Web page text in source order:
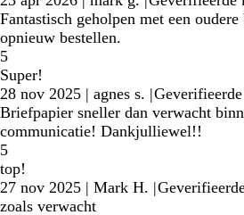
Fantastisch geholpen met een
opnieuw bestellen.
5
Super!
28 nov 2025 | agnes s. |
Briefpapier sneller dan verwacht
communicatie! Dankjulliewel!!
5
top!
27 nov 2025 | Mark H. |
zoals verwacht